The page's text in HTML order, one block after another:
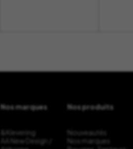
Nos marques
&Klevering
AA New Design /
Nos produits
Nouveautés
Nos marques